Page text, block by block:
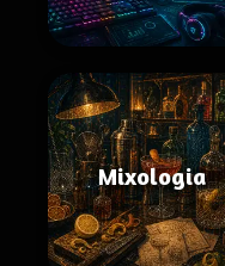
Mixologia